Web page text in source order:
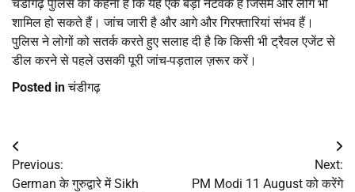
चंडीगढ़ पुलिस का कहना है कि यह एक बड़ा नेटवर्क है जिसमें और लोग भी
शामिल हो सकते हैं। जांच जारी है और आगे और गिरफ्तारियां संभव हैं।
पुलिस ने लोगों को सतर्क करते हुए सलाह दी है कि किसी भी ट्रैवल एजेंट से
डील करने से पहले उसकी पूरी जांच-पड़ताल ज़रूर करें।
Posted inचंडीगढ़
Post
navigation
Previous:
German के गुरुद्वारे में Sikh
Next:
PM Modi 11 August को करेंगे